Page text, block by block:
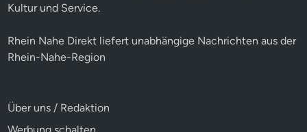
Kultur und Service.
Rhein Nahe Direkt liefert unabhängige Nachrichten aus der
Rhein-Nahe-Region
Über uns / Redaktion